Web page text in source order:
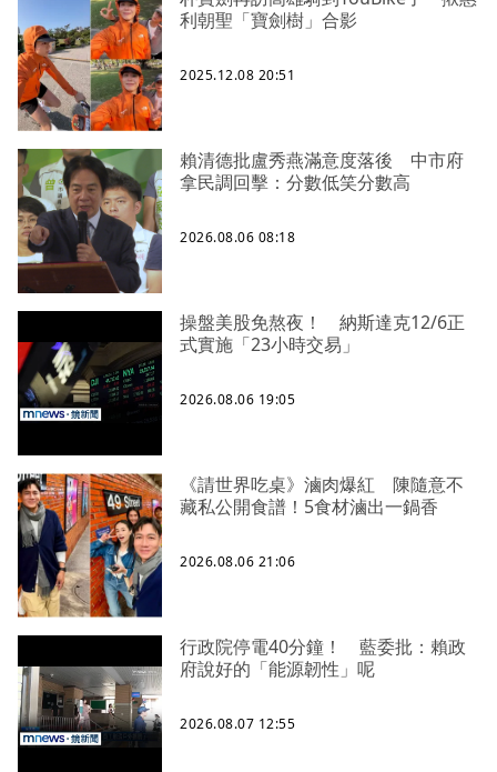
利朝聖「寶劍樹」合影
2025.12.08 20:51
賴清德批盧秀燕滿意度落後 中市府
拿民調回擊：分數低笑分數高
2026.08.06 08:18
操盤美股免熬夜！ 納斯達克12/6正
式實施「23小時交易」
2026.08.06 19:05
《請世界吃桌》滷肉爆紅 陳隨意不
藏私公開食譜！5食材滷出一鍋香
2026.08.06 21:06
行政院停電40分鐘！ 藍委批：賴政
府說好的「能源韌性」呢
2026.08.07 12:55